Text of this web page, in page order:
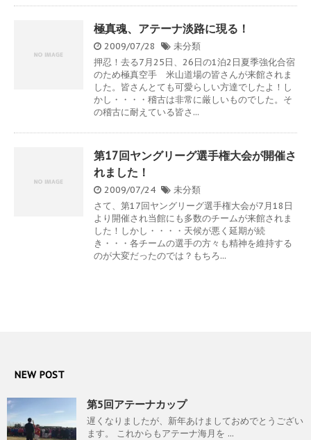
極真魂、アテーナ淡路に現る！
2009/07/28
未分類
押忍！去る7月25日、26日の1泊2日夏季強化合宿
のため極真空手 米山道場の皆さんが来館されま
した。皆さんとても可愛らしい方達でしたよ！し
かし・・・・稽古は非常に厳しいものでした。そ
の稽古に耐えている皆さ...
第17回ヤングリーグ選手権大会が開催さ
れました！
2009/07/24
未分類
さて、第17回ヤングリーグ選手権大会が7月18日
より開催され当館にも多数のチームが来館されま
した！しかし・・・・天候が悪く延期が続
き・・・各チームの選手の方々も精神を維持する
のが大変だったのでは？もちろ...
NEW POST
第5回アテーナカップ
遅くなりましたが、新年あけましておめでとうござい
ます。 これからもアテーナ海月を ...